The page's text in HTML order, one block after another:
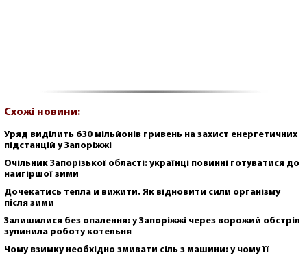
Схожі новини:
Уряд виділить 630 мільйонів гривень на захист енергетичних
підстанцій у Запоріжжі
Очільник Запорізької області: українці повинні готуватися до
найгіршої зими
Дочекатись тепла й вижити. Як відновити сили організму
після зими
Залишилися без опалення: у Запоріжжі через ворожий обстріл
зупинила роботу котельня
Чому взимку необхідно змивати сіль з машини: у чому її